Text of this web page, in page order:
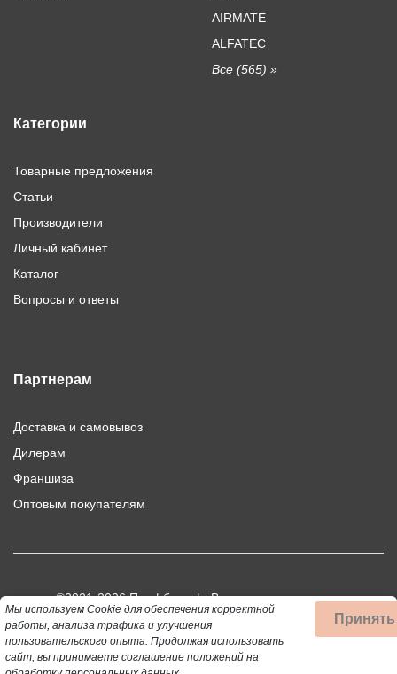
AIRMATE
ALFATEC
Все (565) »
Категории
Товарные предложения
Статьи
Производители
Личный кабинет
Каталог
Вопросы и ответы
Партнерам
Доставка и самовывоз
Дилерам
Франшиза
Оптовым покупателям
©2021-2026 Профбыт.рф. Все права защищены.
Использование материалов сайта допускается только при
публикации активной ссылки на цитируемый материал.
Мы используем Cookie для обеспечения корректной
работы, анализа трафика и улучшения
пользовательского опыта. Продолжая использовать
сайт, вы принимаете соглашение положений на
Принять